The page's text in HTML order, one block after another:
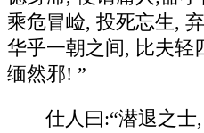
乘危冒崄, 投死忘生,
华乎一朝之间, 比夫轻
缅然邪! ”
仕人曰:“潜退之